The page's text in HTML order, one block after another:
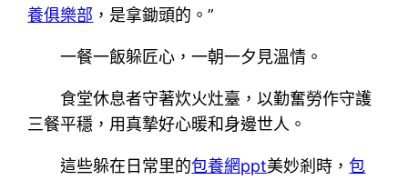
養俱樂部 ，是拿鋤頭的。”
一餐一飯躲匠心，一朝一夕見溫情。
食堂休息者守著炊火灶臺，以勤奮勞作守護
三餐平穩，用真摯好心暖和身邊世人。
這些躲在日常里的包養網ppt美妙剎時，包